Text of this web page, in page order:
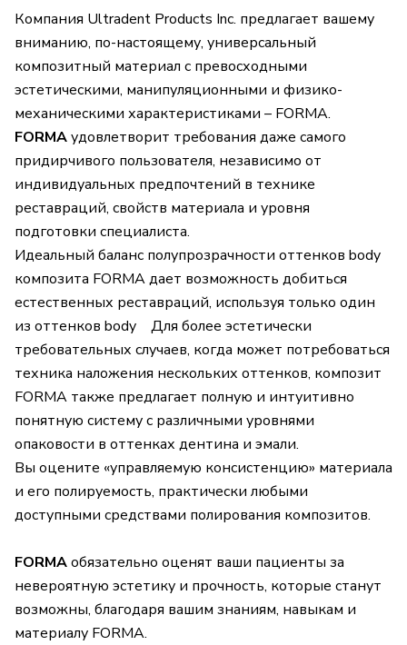
Компания Ultradent Products Inc. предлагает вашему
вниманию, по-настоящему, универсальный
композитный материал с превосходными
эстетическими, манипуляционными и физико-
механическими характеристиками – FORMA.
FORMAудовлетворит требования даже самого
придирчивого пользователя, независимо от
индивидуальных предпочтений в технике
реставраций, свойств материала и уровня
подготовки специалиста.
Идеальный баланс полупрозрачности оттенков body
композита FORMA дает возможность добиться
естественных реставраций, используя только один
из оттенков body Для более эстетически
требовательных случаев, когда может потребоваться
техника наложения нескольких оттенков, композит
FORMA также предлагает полную и интуитивно
понятную систему с различными уровнями
опаковости в оттенках дентина и эмали.
Вы оцените «управляемую консистенцию» материала
и его полируемость, практически любыми
доступными средствами полирования композитов.
FORMAобязательно оценят ваши пациенты за
невероятную эстетику и прочность, которые станут
возможны, благодаря вашим знаниям, навыкам и
материалу FORMA.